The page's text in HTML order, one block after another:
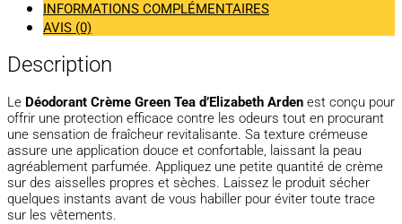
INFORMATIONS COMPLÉMENTAIRES
AVIS (0)
Description
Le Déodorant Crème Green Tea d’Elizabeth Arden est conçu pour
offrir une protection efficace contre les odeurs tout en procurant
une sensation de fraîcheur revitalisante. Sa texture crémeuse
assure une application douce et confortable, laissant la peau
agréablement parfumée. Appliquez une petite quantité de crème
sur des aisselles propres et sèches. Laissez le produit sécher
quelques instants avant de vous habiller pour éviter toute trace
sur les vêtements.